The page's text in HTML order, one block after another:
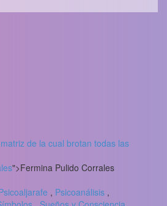
de la cual brotan todas las
">Fermina Pulido Corrales
, Psicoanálisis ,